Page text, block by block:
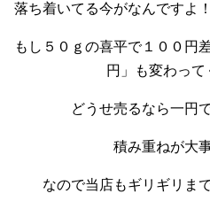
落ち着いてる今がなんですよ
もし５０ｇの喜平で１００円
円」も変わって
どうせ売るなら一円
積み重ねが大
なので当店もギリギリま